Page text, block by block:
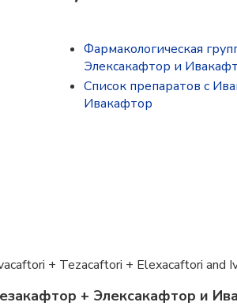
Фармакологическая
Элексакафтор и
Список препаратов с
Ивакафтор
+ Tezacaftori + Elexacaftori and
+ Элексакафтор и